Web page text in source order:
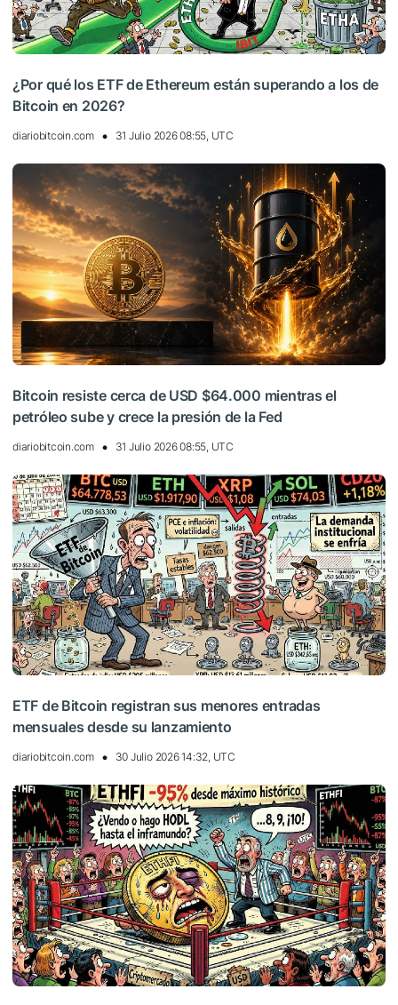
¿Por qué los ETF de Ethereum están superando a los de
Bitcoin en 2026?
diariobitcoin.com 31 Julio 2026 08:55, UTC
Bitcoin resiste cerca de USD $64.000 mientras el
petróleo sube y crece la presión de la Fed
diariobitcoin.com 31 Julio 2026 08:55, UTC
ETF de Bitcoin registran sus menores entradas
mensuales desde su lanzamiento
diariobitcoin.com 30 Julio 2026 14:32, UTC